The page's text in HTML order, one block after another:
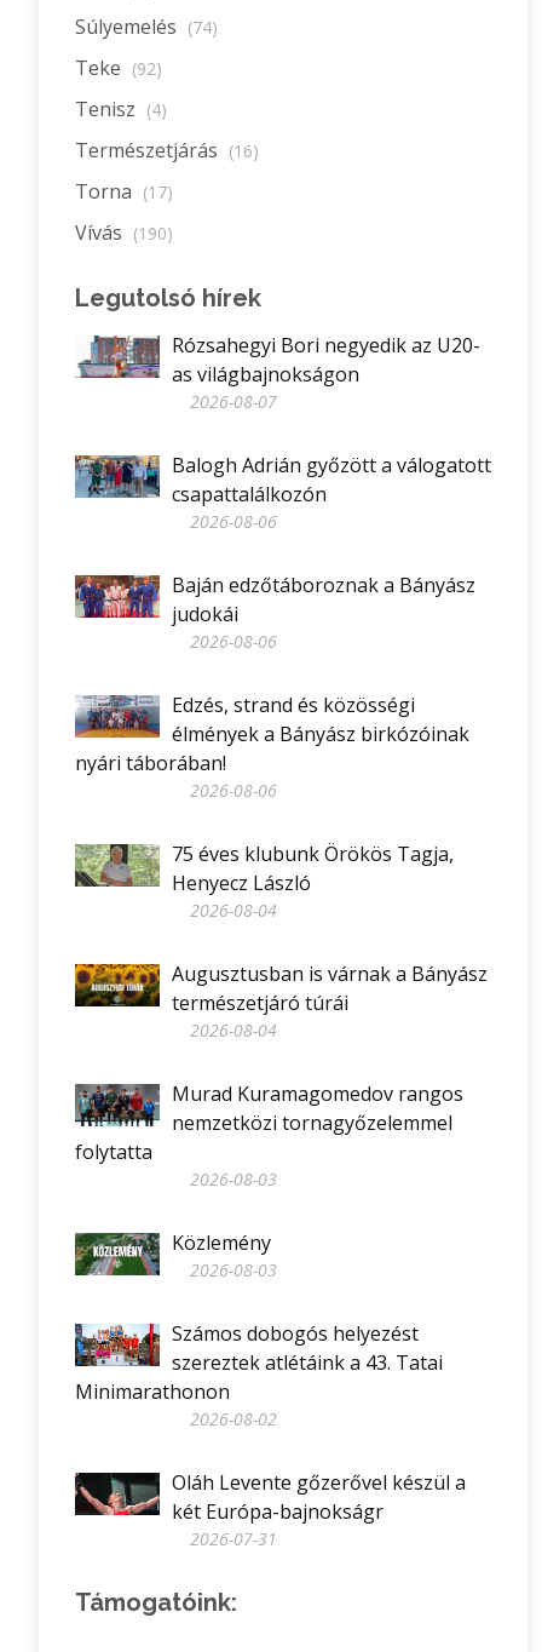
Súlyemelés (74)
Teke (92)
Tenisz (4)
Természetjárás (16)
Torna (17)
Vívás (190)
Legutolsó hírek
Rózsahegyi Bori negyedik az U20-
as világbajnokságon
2026-08-07
Balogh Adrián győzött a válogatott
csapattalálkozón
2026-08-06
Baján edzőtáboroznak a Bányász
judokái
2026-08-06
Edzés, strand és közösségi
élmények a Bányász birkózóinak
nyári táborában!
2026-08-06
75 éves klubunk Örökös Tagja,
Henyecz László
2026-08-04
Augusztusban is várnak a Bányász
természetjáró túrái
2026-08-04
Murad Kuramagomedov rangos
nemzetközi tornagyőzelemmel
folytatta
2026-08-03
Közlemény
2026-08-03
Számos dobogós helyezést
szereztek atlétáink a 43. Tatai
Minimarathonon
2026-08-02
Oláh Levente gőzerővel készül a
két Európa-bajnokságr
2026-07-31
Támogatóink: